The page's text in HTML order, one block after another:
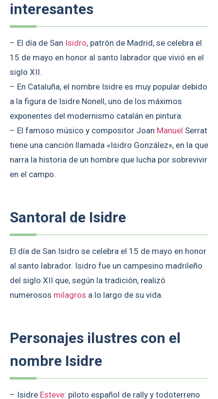
interesantes
– El día de San Isidro, patrón de Madrid, se celebra el
15 de mayo en honor al santo labrador que vivió en el
siglo XII.
– En Cataluña, el nombre Isidre es muy popular debido
a la figura de Isidre Nonell, uno de los máximos
exponentes del modernismo catalán en pintura.
– El famoso músico y compositor Joan Manuel Serrat
tiene una canción llamada «Isidro González», en la que
narra la historia de un hombre que lucha por sobrevivir
en el campo.
Santoral de Isidre
El día de San Isidro se celebra el 15 de mayo en honor
al santo labrador. Isidro fue un campesino madrileño
del siglo XII que, según la tradición, realizó
numerosos milagros a lo largo de su vida.
Personajes ilustres con el
nombre Isidre
– Isidre Esteve: piloto español de rally y todoterreno